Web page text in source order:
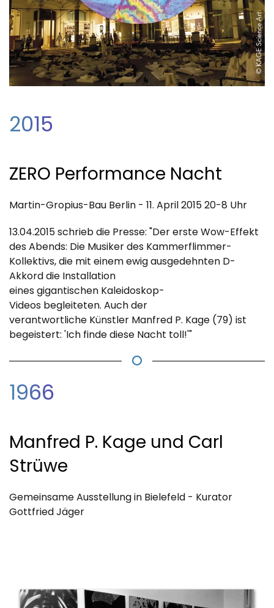
2015
ZERO Performance Nacht
Martin-Gropius-Bau Berlin - 11. April 2015 20-8 Uhr
13.04.2015 schrieb die Presse: "Der erste Wow-Effekt
des Abends: Die Musiker des Kammerflimmer-
Kollektivs, die mit einem ewig ausgedehnten D-
Akkord die Installation
eines gigantischen Kaleidoskop-
Videos begleiteten. Auch der
verantwortliche Künstler Manfred P. Kage (79) ist
begeistert: 'Ich finde diese Nacht toll!'"
1966
Manfred P. Kage und Carl
Strüwe
Gemeinsame Ausstellung in Bielefeld - Kurator
Gottfried Jäger